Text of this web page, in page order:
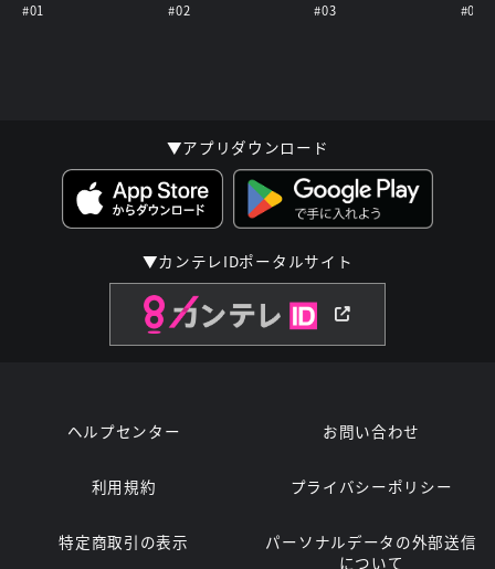
#01 #02 #03 #04
▼アプリダウンロード
▼カンテレIDポータルサイト
ヘルプセンター お問い合わせ
利用規約 プライバシーポリシー
特定商取引の表示
パーソナルデータの外部送信
について